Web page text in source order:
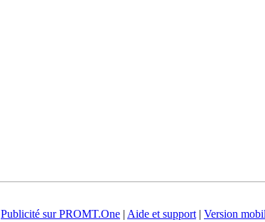
Publicité sur PROMT.One | Aide et support | Version